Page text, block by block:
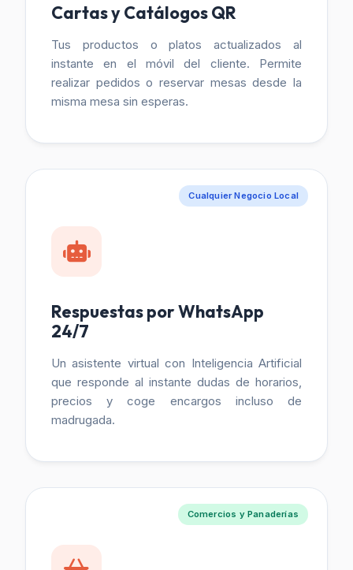
Cartas y Catálogos QR
Tus productos o platos actualizados al
instante en el móvil del cliente. Permite
realizar pedidos o reservar mesas desde la
misma mesa sin esperas.
Cualquier Negocio Local
Respuestas por WhatsApp
24/7
Un asistente virtual con Inteligencia Artificial
que responde al instante dudas de horarios,
precios y coge encargos incluso de
madrugada.
Comercios y Panaderías